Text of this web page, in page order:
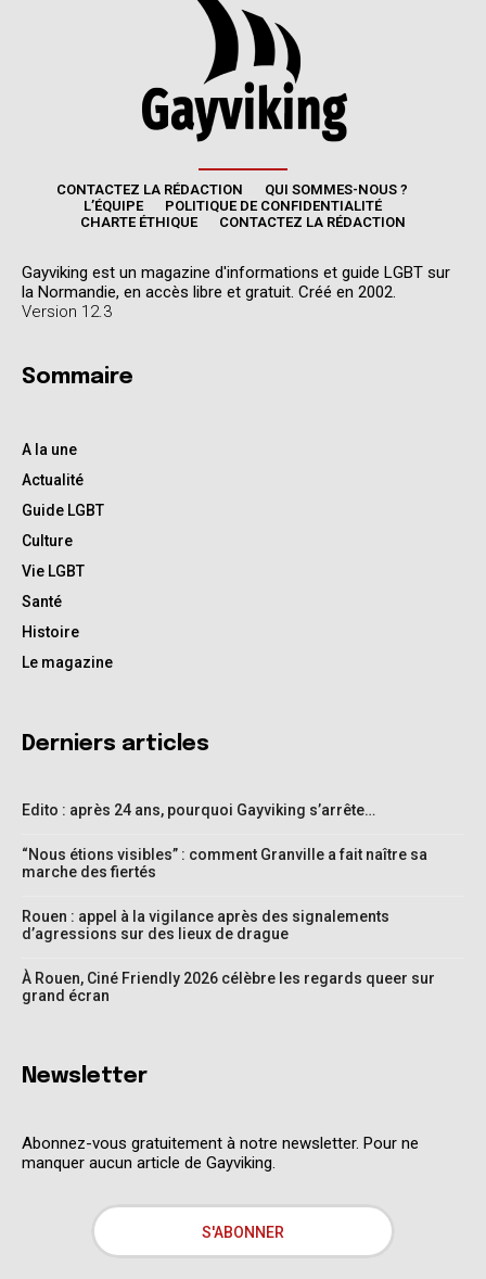
CONTACTEZ LA RÉDACTION
QUI SOMMES-NOUS ?
L’ÉQUIPE
POLITIQUE DE CONFIDENTIALITÉ
CHARTE ÉTHIQUE
CONTACTEZ LA RÉDACTION
Gayviking est un magazine d'informations et guide LGBT sur
la Normandie, en accès libre et gratuit. Créé en 2002.
Version 12.3
Sommaire
A la une
Actualité
Guide LGBT
Culture
Vie LGBT
Santé
Histoire
Le magazine
Derniers articles
Edito : après 24 ans, pourquoi Gayviking s’arrête…
“Nous étions visibles” : comment Granville a fait naître sa
marche des fiertés
Rouen : appel à la vigilance après des signalements
d’agressions sur des lieux de drague
À Rouen, Ciné Friendly 2026 célèbre les regards queer sur
grand écran
Newsletter
Abonnez-vous gratuitement à notre newsletter. Pour ne
manquer aucun article de Gayviking.
S'ABONNER